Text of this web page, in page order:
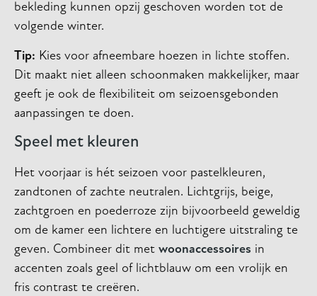
bekleding kunnen opzij geschoven worden tot de
volgende winter.
Tip: Kies voor afneembare hoezen in lichte stoffen.
Dit maakt niet alleen schoonmaken makkelijker, maar
geeft je ook de flexibiliteit om seizoensgebonden
aanpassingen te doen.
Speel met kleuren
Het voorjaar is hét seizoen voor pastelkleuren,
zandtonen of zachte neutralen. Lichtgrijs, beige,
zachtgroen en poederroze zijn bijvoorbeeld geweldig
om de kamer een lichtere en luchtigere uitstraling te
geven. Combineer dit met woonaccessoires in
accenten zoals geel of lichtblauw om een vrolijk en
fris contrast te creëren.